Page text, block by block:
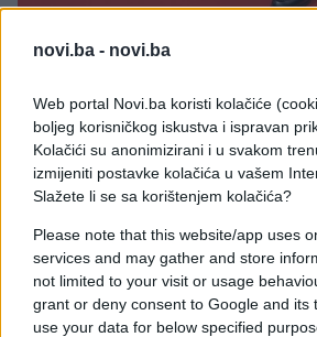
novi.ba - novi.ba
Web portal Novi.ba koristi kolačiće
boljeg korisničkog iskustva i ispravan
Kolačići su anonimizirani i u svakom
izmijeniti postavke kolačića u vašem
Slažete li se sa korištenjem kolačića?
Please note that this website/app uses
services and may gather and store
not limited to your visit or usage
grant or deny consent to Google and its
use your data for below specified
tipa 2. Neke žene s ovakvim
hromozome i unutrašnje testise
testosteron, ali spoljašnji
opći fizički izgled potpuno su
Khelif je potvrdila prisustvo SRY
muškog gena na Y hromozomu,
njeno prirodno stanje, da ima
medicinski kontroliše i snižava